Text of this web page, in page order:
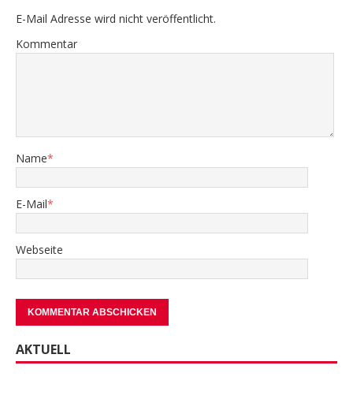
E-Mail Adresse wird nicht veröffentlicht.
Kommentar
Name*
E-Mail*
Webseite
AKTUELL